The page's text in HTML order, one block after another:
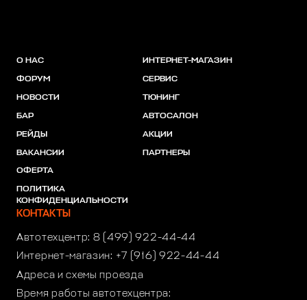
О НАС
ФОРУМ
НОВОСТИ
БАР
РЕЙДЫ
ВАКАНСИИ
ОФЕРТА
ПОЛИТИКА
КОНФИДЕНЦИАЛЬНОСТИ
ИНТЕРНЕТ-МАГАЗИН
СЕРВИС
ТЮНИНГ
АВТОСАЛОН
АКЦИИ
ПАРТНЕРЫ
КОНТАКТЫ
Автотехцентр: 8 (499) 922-44-44
Интернет-магазин: +7 (916) 922-44-44
Адреса и схемы проезда
Время работы автотехцентра: